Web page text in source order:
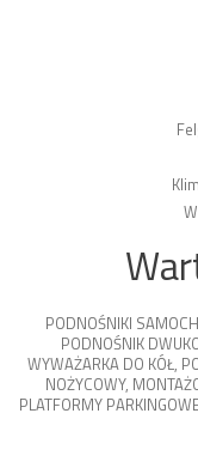
PODNOŚNIKI
PODNOŚNIK
WYWAŻARKA DO KÓŁ,
NOŻYCOWY,
PLATFORMY